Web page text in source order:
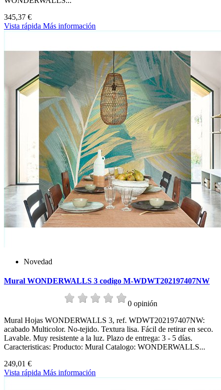
345,37 €
Vista rápida Más información
Novedad
Mural WONDERWALLS 3 codigo M-WDWT202197407NW
0 opinión
Mural Hojas WONDERWALLS 3, ref. WDWT202197407NW:
acabado Multicolor. No-tejido. Textura lisa. Fácil de retirar en seco.
Lavable. Muy resistente a la luz. Plazo de entrega: 3 - 5 días.
Caracteristicas: Producto: Mural Catalogo: WONDERWALLS...
249,01 €
Vista rápida Más información